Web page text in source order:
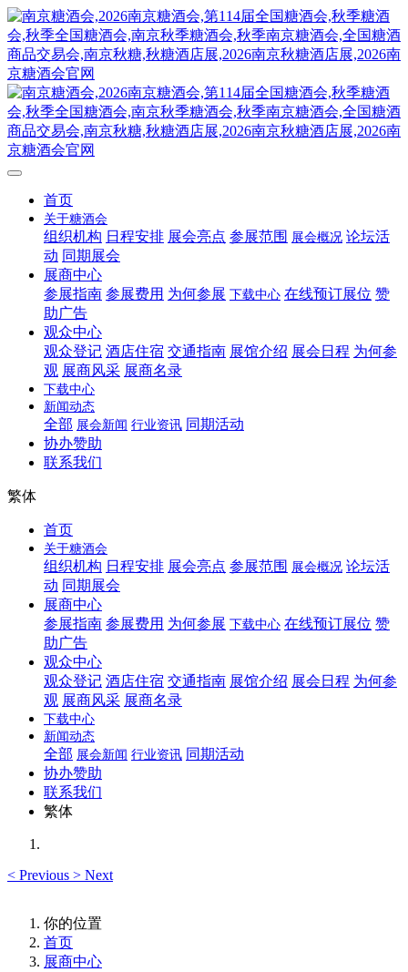
首页
关于糖酒会
组织机构 日程安排 展会亮点 参展范围 展会概况 论坛活
动 同期展会
展商中心
参展指南 参展费用 为何参展 下载中心 在线预订展位 赞
助广告
观众中心
观众登记 酒店住宿 交通指南 展馆介绍 展会日程 为何参
观 展商风采 展商名录
下载中心
新闻动态
全部 展会新闻 行业资讯 同期活动
协办赞助
联系我们
繁体
首页
关于糖酒会
组织机构 日程安排 展会亮点 参展范围 展会概况 论坛活
动 同期展会
展商中心
参展指南 参展费用 为何参展 下载中心 在线预订展位 赞
助广告
观众中心
观众登记 酒店住宿 交通指南 展馆介绍 展会日程 为何参
观 展商风采 展商名录
下载中心
新闻动态
全部 展会新闻 行业资讯 同期活动
协办赞助
联系我们
繁体
< Previous > Next
你的位置
首页
展商中心